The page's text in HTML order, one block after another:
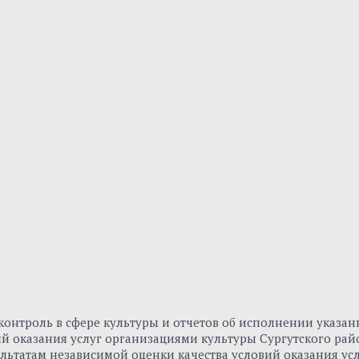
в сфере культуры и отчетов об исполнении
оказания услуг организациями культуры Сургутского
независимой оценки качества условий оказания